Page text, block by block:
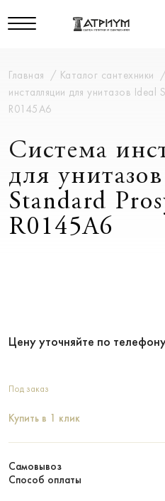
Главная Каталог сантехники
инсталляции для унитазов Ideal
R0145A6
Система
для
Standard
R0145A6
Цену уточняйте по
Под заказ
Купить в 1 клик
Самовывоз
Способ оплаты